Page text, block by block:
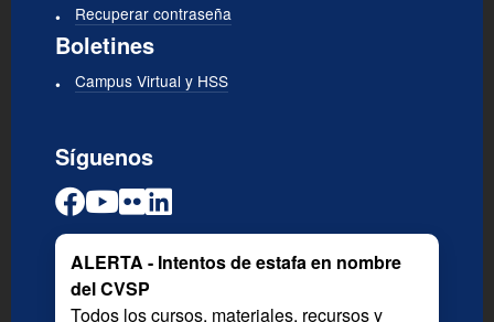
Recuperar contraseña
Boletines
Campus Virtual y HSS
Síguenos
ALERTA - Intentos de estafa en nombre
del CVSP
Todos los cursos, materiales, recursos y